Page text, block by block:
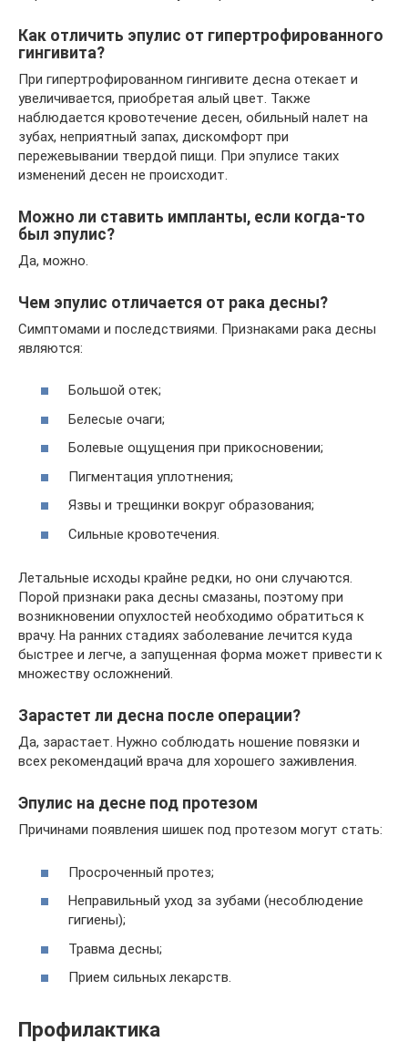
Как отличить эпулис от гипертрофированного
гингивита?
При гипертрофированном гингивите десна отекает и
увеличивается, приобретая алый цвет. Также
наблюдается кровотечение десен, обильный налет на
зубах, неприятный запах, дискомфорт при
пережевывании твердой пищи. При эпулисе таких
изменений десен не происходит.
Можно ли ставить импланты, если когда-то
был эпулис?
Да, можно.
Чем эпулис отличается от рака десны?
Симптомами и последствиями. Признаками рака десны
являются:
Большой отек;
Белесые очаги;
Болевые ощущения при прикосновении;
Пигментация уплотнения;
Язвы и трещинки вокруг образования;
Сильные кровотечения.
Летальные исходы крайне редки, но они случаются.
Порой признаки рака десны смазаны, поэтому при
возникновении опухлостей необходимо обратиться к
врачу. На ранних стадиях заболевание лечится куда
быстрее и легче, а запущенная форма может привести к
множеству осложнений.
Зарастет ли десна после операции?
Да, зарастает. Нужно соблюдать ношение повязки и
всех рекомендаций врача для хорошего заживления.
Эпулис на десне под протезом
Причинами появления шишек под протезом могут стать:
Просроченный протез;
Неправильный уход за зубами (несоблюдение
гигиены);
Травма десны;
Прием сильных лекарств.
Профилактика